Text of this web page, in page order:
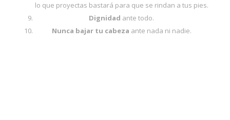
lo que proyectas bastará para que se rindan a tus pies.
Dignidad ante todo.
Nunca bajar tu cabeza ante nada ni nadie.